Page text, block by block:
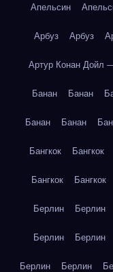
Апельсин
Арбуз Арбуз
Артур Конан Дойл
Банан Банан
Банан Банан
Бангкок Бангкок
Бангкок Бангкок
Берлин Берлин
Берлин Берлин
Берлин Берлин